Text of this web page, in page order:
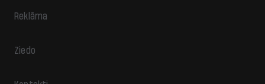
Reklāma
Ziedo